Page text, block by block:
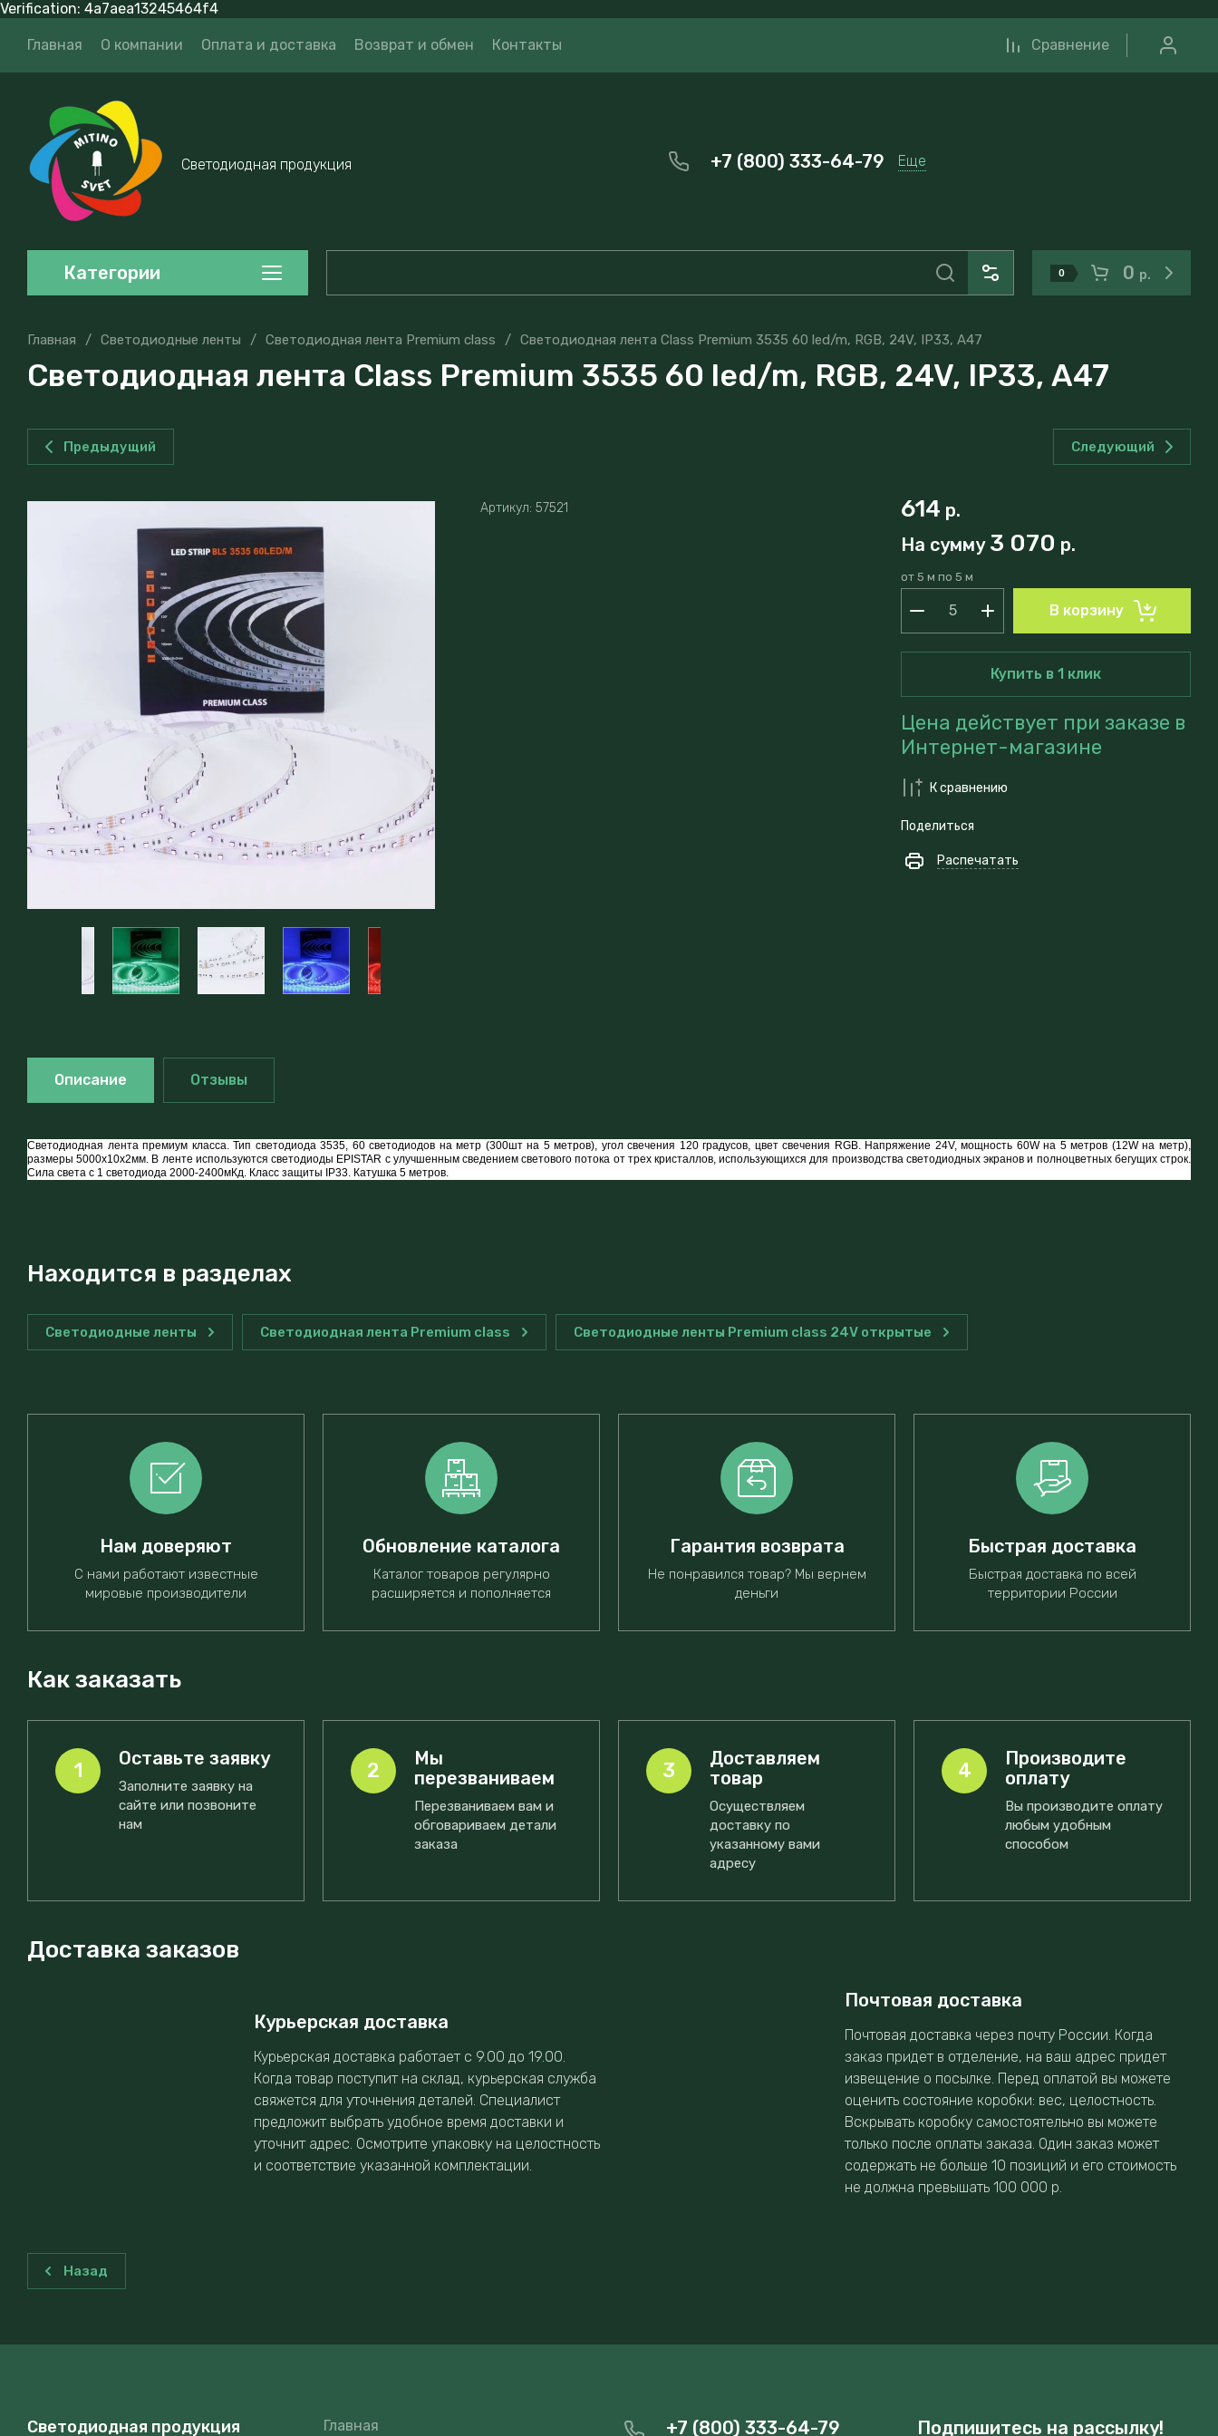
Verification: 4a7aea13245464f4
Главная О компании Оплата и доставка Возврат и обмен Контакты Сравнение
Светодиодная продукция +7 (800) 333-64-79 Еще
0 0 р.
Категории
Главная / Светодиодные ленты / Светодиодная лента Premium class / Светодиодная лента Class Premium 3535 60 led/m, RGB, 24V, IP33, А47
Светодиодная лента Class Premium 3535 60 led/m, RGB, 24V, IP33, А47
Предыдущий Следующий
Артикул: 57521 614 р.
На сумму 3 070 р.
от 5 м по 5 м
В корзину
Купить в 1 клик
Цена действует при заказе в
Интернет-магазине
К сравнению
Поделиться
Распечатать
Описание Отзывы
Светодиодная лента премиум класса. Тип светодиода 3535, 60 светодиодов на метр (300шт на 5 метров), угол свечения 120 градусов, цвет свечения RGB. Напряжение 24V, мощность 60W на 5 метров (12W на метр),
размеры 5000x10x2мм. В ленте используются светодиоды EPISTAR с улучшенным сведением светового потока от трех кристаллов, использующихся для производства светодиодных экранов и полноцветных бегущих строк.
Сила света с 1 светодиода 2000-2400мКд. Класс защиты IP33. Катушка 5 метров.
Находится в разделах
Светодиодные ленты Светодиодная лента Premium class Светодиодные ленты Premium class 24V открытые
Нам доверяют
С нами работают известные
мировые производители
Обновление каталога
Каталог товаров регулярно
расширяется и пополняется
Гарантия возврата
Не понравился товар? Мы вернем
деньги
Быстрая доставка
Быстрая доставка по всей
территории России
Как заказать
1 Оставьте заявку
Заполните заявку на
сайте или позвоните
нам
2
Мы
перезваниваем
Перезваниваем вам и
обговариваем детали
заказа
3
Доставляем
товар
Осуществляем
доставку по
указанному вами
адресу
4
Производите
оплату
Вы производите оплату
любым удобным
способом
Доставка заказов
Курьерская доставка
Курьерская доставка работает с 9.00 до 19.00.
Когда товар поступит на склад, курьерская служба
свяжется для уточнения деталей. Специалист
предложит выбрать удобное время доставки и
уточнит адрес. Осмотрите упаковку на целостность
и соответствие указанной комплектации.
Почтовая доставка
Почтовая доставка через почту России. Когда
заказ придет в отделение, на ваш адрес придет
извещение о посылке. Перед оплатой вы можете
оценить состояние коробки: вес, целостность.
Вскрывать коробку самостоятельно вы можете
только после оплаты заказа. Один заказ может
содержать не больше 10 позиций и его стоимость
не должна превышать 100 000 р.
Назад
Светодиодная продукция Главная +7 (800) 333-64-79 Подпишитесь на рассылку!